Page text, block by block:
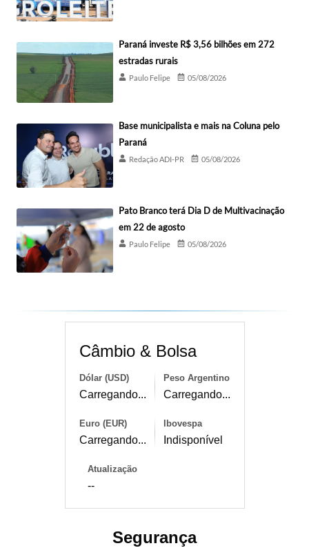
Paraná investe R$ 3,56 bilhões em 272
estradas rurais
Paulo Felipe 05/08/2026
Base municipalista e mais na Coluna pelo
Paraná
Redação ADI-PR 05/08/2026
Pato Branco terá Dia D de Multivacinação
em 22 de agosto
Paulo Felipe 05/08/2026
Câmbio & Bolsa
Dólar (USD)
Carregando...
Peso Argentino
Carregando...
Euro (EUR)
Carregando...
Ibovespa
Indisponível
Atualização
--
Segurança